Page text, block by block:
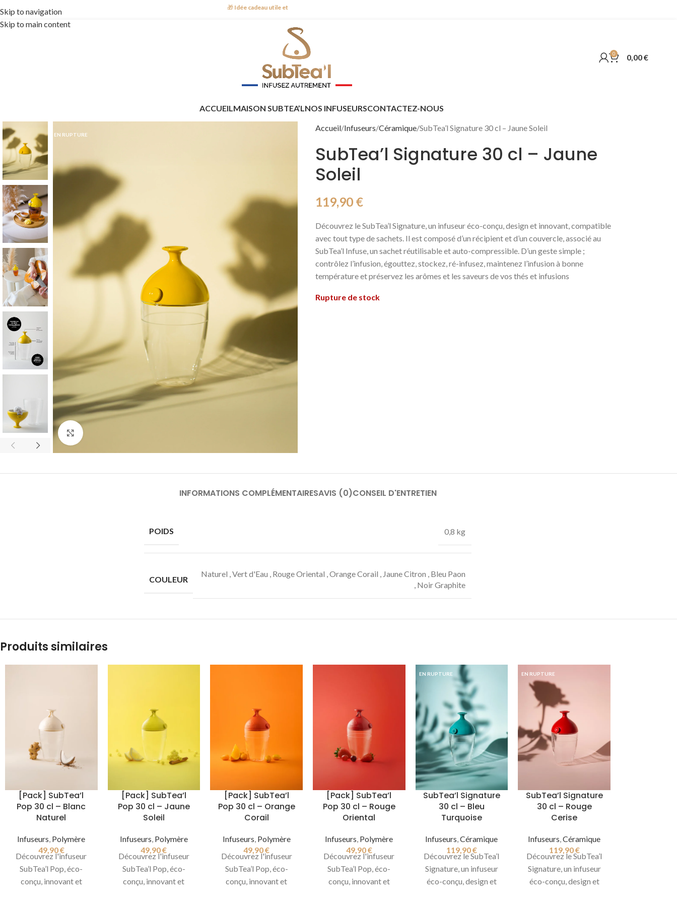
Skip to navigation
Skip to main content
Idée cadeau utile et durable🚚 Livraison à domicile ou point relais
0 0,00€
ACCUEILMAISON SUBTEA’LNOS INFUSEURSCONTACTEZ-NOUS
EN RUPTURE
Accueil Infuseurs Céramique SubTea’l Signature 30 cl – Jaune Soleil
SubTea’l Signature 30 cl – Jaune
Soleil
119,90 €
Découvrez le SubTea’l Signature, un infuseur éco-conçu, design et innovant, compatible
avec tout type de sachets. Il est composé d’un récipient et d’un couvercle, associé au
SubTea’l Infuse, un sachet réutilisable et auto-compressible. D’un geste simple ;
contrôlez l’infusion, égouttez, stockez, ré-infusez, maintenez l’infusion à bonne
température et préservez les arômes et les saveurs de vos thés et infusions
Rupture de stock
INFORMATIONS COMPLÉMENTAIRESAVIS (0)CONSEIL D'ENTRETIEN
POIDS 0,8 kg
COULEUR
Naturel ,Vert d'Eau , Rouge Oriental ,Orange Corail , Jaune Citron , Bleu Paon
, Noir Graphite
Produits similaires
[Pack] SubTea’l
Pop 30 cl – Blanc
Naturel
Infuseurs Polymère
49,90€
Découvrez l'infuseur
SubTea’l Pop, éco-
conçu, innovant et
[Pack] SubTea’l
Pop 30 cl – Jaune
Soleil
Infuseurs Polymère
49,90€
Découvrez l'infuseur
SubTea’l Pop, éco-
conçu, innovant et
[Pack] SubTea’l
Pop 30 cl – Orange
Corail
Infuseurs Polymère
49,90€
Découvrez l'infuseur
SubTea’l Pop, éco-
conçu, innovant et
[Pack] SubTea’l
Pop 30 cl – Rouge
Oriental
Infuseurs Polymère
49,90€
Découvrez l'infuseur
SubTea’l Pop, éco-
conçu, innovant et
EN RUPTURE
SubTea’l Signature
30 cl – Bleu
Turquoise
Infuseurs ,Céramique
119,90€
Découvrez le SubTea’l
Signature, un infuseur
éco-conçu, design et
EN RUPTURE
SubTea’l Signature
30 cl – Rouge
Cerise
Infuseurs ,Céramique
119,90€
Découvrez le SubTea’l
Signature, un infuseur
éco-conçu, design et